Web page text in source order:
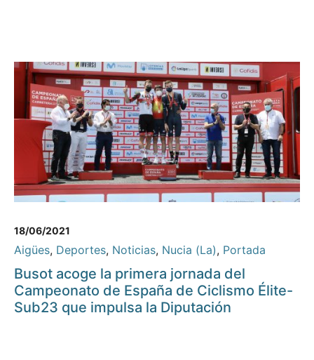
18/06/2021
Aigües, Deportes, Noticias, Nucia (La), Portada
Busot acoge la primera jornada del
Campeonato de España de Ciclismo Élite-
Sub23 que impulsa la Diputación